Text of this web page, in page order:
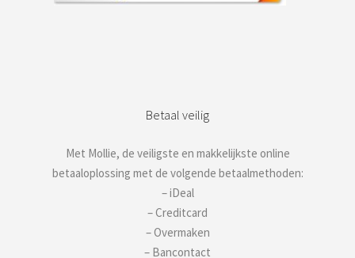
Betaal veilig
Met Mollie, de veiligste en makkelijkste online
betaaloplossing met de volgende betaalmethoden:
– iDeal
– Creditcard
– Overmaken
– Bancontact